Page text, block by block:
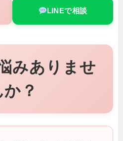
LINEで相談
みありませ
か？